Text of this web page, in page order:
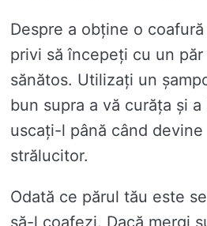
Despre a obține o
privi să începeți cu un
sănătos. Utilizați un
bun supra a vă curăța și
uscați-l până când devine
strălucitor.
Odată ce părul tău este